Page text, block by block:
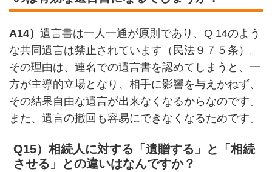
A14） 遺言書は一人一通が原則であり、Q 14のよう
な共同遺言は禁止されています（民法９７５条）。
その理由は、連名での遺言書を認めてしまうと、一
方が主導的立場となり、相手に影響を与えかねず、
その結果自由な遺言が出来なくなるからなのです。
また、遺言の撤回も容易にできなくなるためです。
Q15）相続人に対する「遺贈する」と「相続
させる」との違いはなんですか？